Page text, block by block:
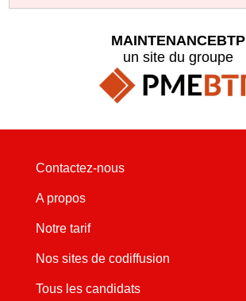
MAINTENANCEBTP
un site du groupe
Contactez-nous
A propos
Notre tarif
Nos sites de codiffusion
Tous les candidats